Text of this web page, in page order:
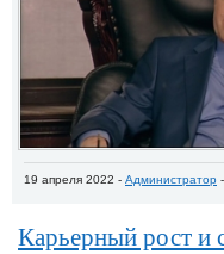
19 апреля 2022 - Администратор
Карьерный рост и